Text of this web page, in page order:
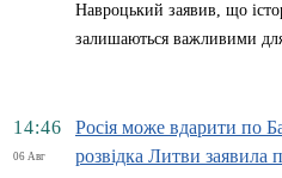
Навроцький заявив, що
залишаються важливими
14:46
06 Авг
Росія може вдарити по
розвідка Литви заявила